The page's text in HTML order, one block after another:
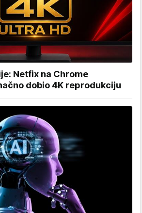
Netfix na Chrome
dobio 4K reprodukciju